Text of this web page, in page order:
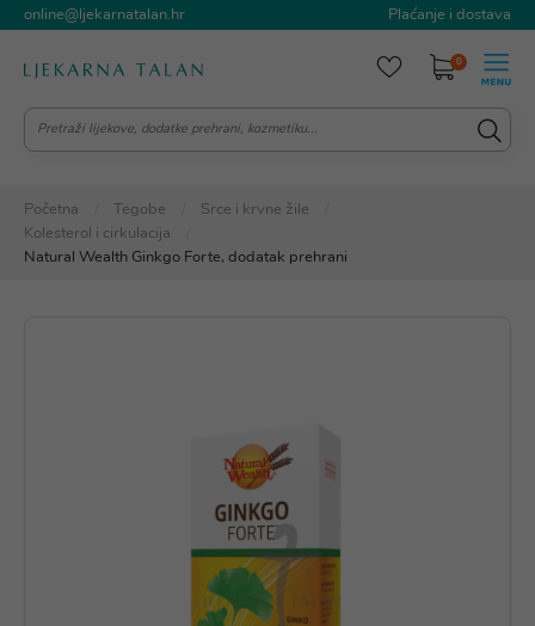
online@ljekarnatalan.hr Plaćanje i dostava
0
Početna Tegobe
Srce i krvne žile
Kolesterol i cirkulacija
Natural Wealth Ginkgo Forte, dodatak prehrani